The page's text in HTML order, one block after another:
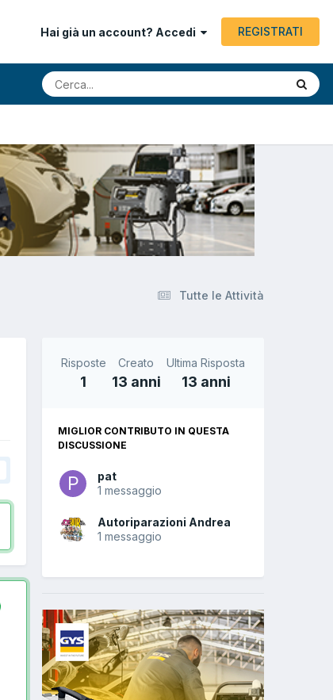
Hai già un account? Accedi REGISTRATI
Tutte le Attività
Risposte
1
Creato
13 anni
Ultima Risposta
13 anni
MIGLIOR CONTRIBUTO IN QUESTA
DISCUSSIONE
pat
1 messaggio
Autoriparazioni Andrea
1 messaggio